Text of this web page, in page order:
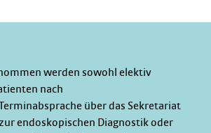
werden sowohl elektiv
nach
über das Sekretariat
endoskopischen Diagnostik oder